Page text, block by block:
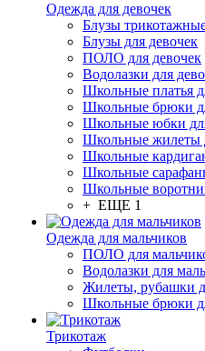
Одежда для девочек
Блузы
Блузы для девочек
ПОЛО для девочек
Водолазки для
Школьные платья
Школьные брюки
Школьные юбки
Школьные жилеты
Школьные
Школьные
Школьные
+ ЕЩЕ 1
Одежда для мальчиков
ПОЛО для
Водолазки для
Жилеты, рубашки
Школьные брюки
Трикотаж